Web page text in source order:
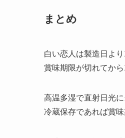
カビが生えている
変なにおいや味が
袋が膨張している
このような状態にな
食中毒の原因になり